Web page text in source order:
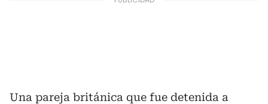
Una pareja británica que fue detenida a